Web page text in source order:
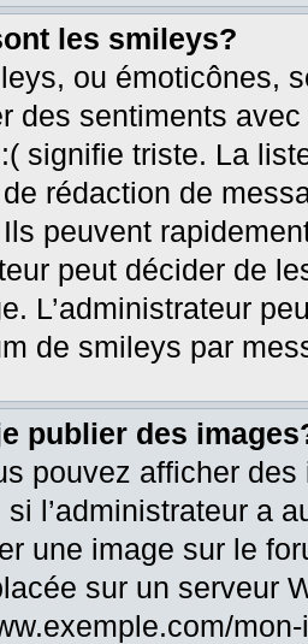
les smileys?
ou émoticônes,
des sentiments
signifie triste. La
rédaction de
peuvent
peut décider de
L’administrateur
de smileys par
publier des
pouvez afficher
si l’administrateur a
une image sur le
sur un serveur